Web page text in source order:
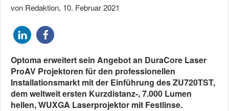
von Redaktion, 10. Februar 2021
Optoma erweitert sein Angebot an DuraCore Laser
ProAV Projektoren für den professionellen
Installationsmarkt mit der Einführung des ZU720TST,
dem weltweit ersten Kurzdistanz-, 7.000 Lumen
hellen, WUXGA Laserprojektor mit Festlinse.